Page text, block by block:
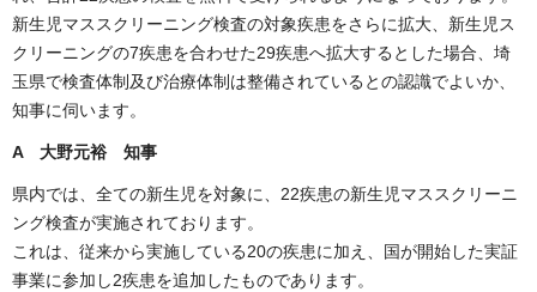
新生児マススクリーニング検査の対象疾患をさらに拡大、新生児ス
クリーニングの7疾患を合わせた29疾患へ拡大するとした場合、埼
玉県で検査体制及び治療体制は整備されているとの認識でよいか、
知事に伺います。
A 大野元裕 知事
県内では、全ての新生児を対象に、22疾患の新生児マススクリーニ
ング検査が実施されております。
これは、従来から実施している20の疾患に加え、国が開始した実証
事業に参加し2疾患を追加したものであります。